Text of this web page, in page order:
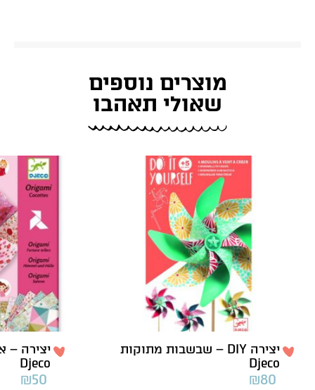
מוצרים נוספים
שאולי תאהבו
יצירה DIY – שבשבות מתוקות
Djeco
₪80
יצירה –
Djeco
₪50